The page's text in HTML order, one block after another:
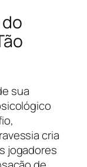
sua
cria
jogadores